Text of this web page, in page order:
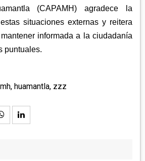
(CAPAMH) agradece la
situaciones externas y reitera
informada a la ciudadanía
puntuales.
, huamantla, zzz